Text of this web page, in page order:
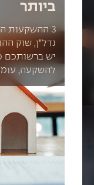
ביותר
3 ההשקעות
נדל"ן, שוק
יש ברשותכם
להשקעה,